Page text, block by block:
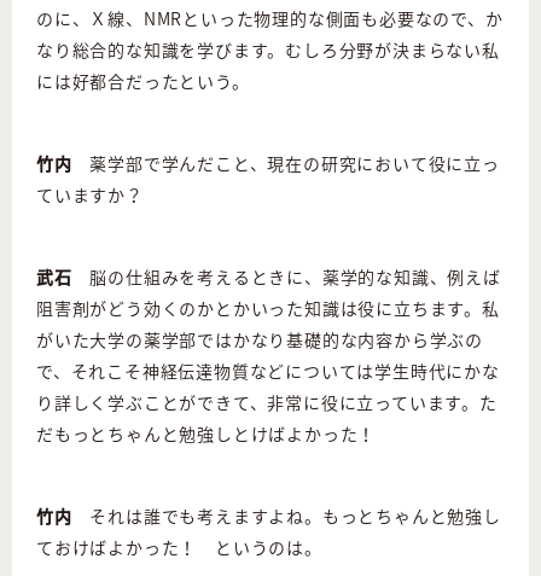
のに、Ｘ線、NMRといった物理的な側面も必要なので、か
なり総合的な知識を学びます。むしろ分野が決まらない私
には好都合だったという。
竹内 薬学部で学んだこと、現在の研究において役に立っ
ていますか？
武石 脳の仕組みを考えるときに、薬学的な知識、例えば
阻害剤がどう効くのかとかいった知識は役に立ちます。私
がいた大学の薬学部ではかなり基礎的な内容から学ぶの
で、それこそ神経伝達物質などについては学生時代にかな
り詳しく学ぶことができて、非常に役に立っています。た
だもっとちゃんと勉強しとけばよかった！
竹内 それは誰でも考えますよね。もっとちゃんと勉強し
ておけばよかった！ というのは。